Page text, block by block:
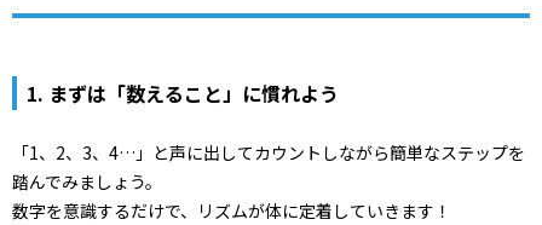
1. まずは「数えること」に慣れよう
「1、2、3、4…」と声に出してカウントしながら簡単なステップを
踏んでみましょう。
数字を意識するだけで、リズムが体に定着していきます！